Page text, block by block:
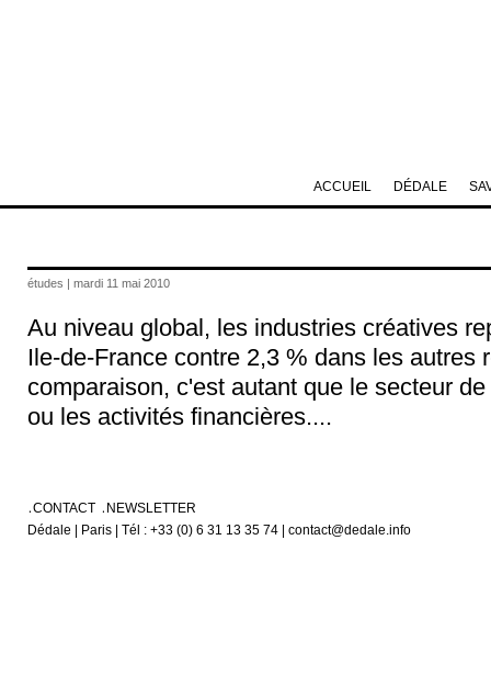
études | mardi 11 mai 2010
Au niveau global, les industries créatives
Ile-de-France contre 2,3 % dans les autres
comparaison, c'est autant que le secteur
ou les activités financières....
DÉDALE
ACCUEIL
CONTACT
NEWSLETTER
Dédale | Paris | Tél : +33 (0) 6 31 13 35 74 | contact@dedale.info